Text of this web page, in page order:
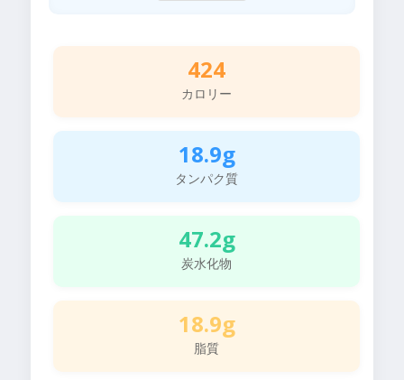
424
カロリー
18.9g
タンパク質
47.2g
炭水化物
18.9g
脂質